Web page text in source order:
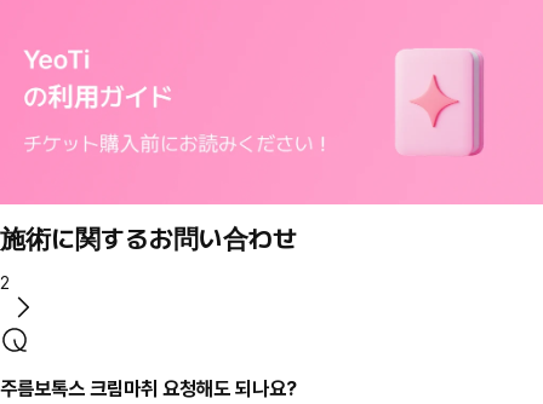
施術に関するお問い合わせ
2
주름보톡스 크림마취 요청해도 되나요?